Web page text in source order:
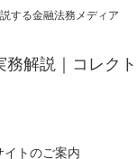
する金融法務メディア
解説｜コレクト
イトのご案内